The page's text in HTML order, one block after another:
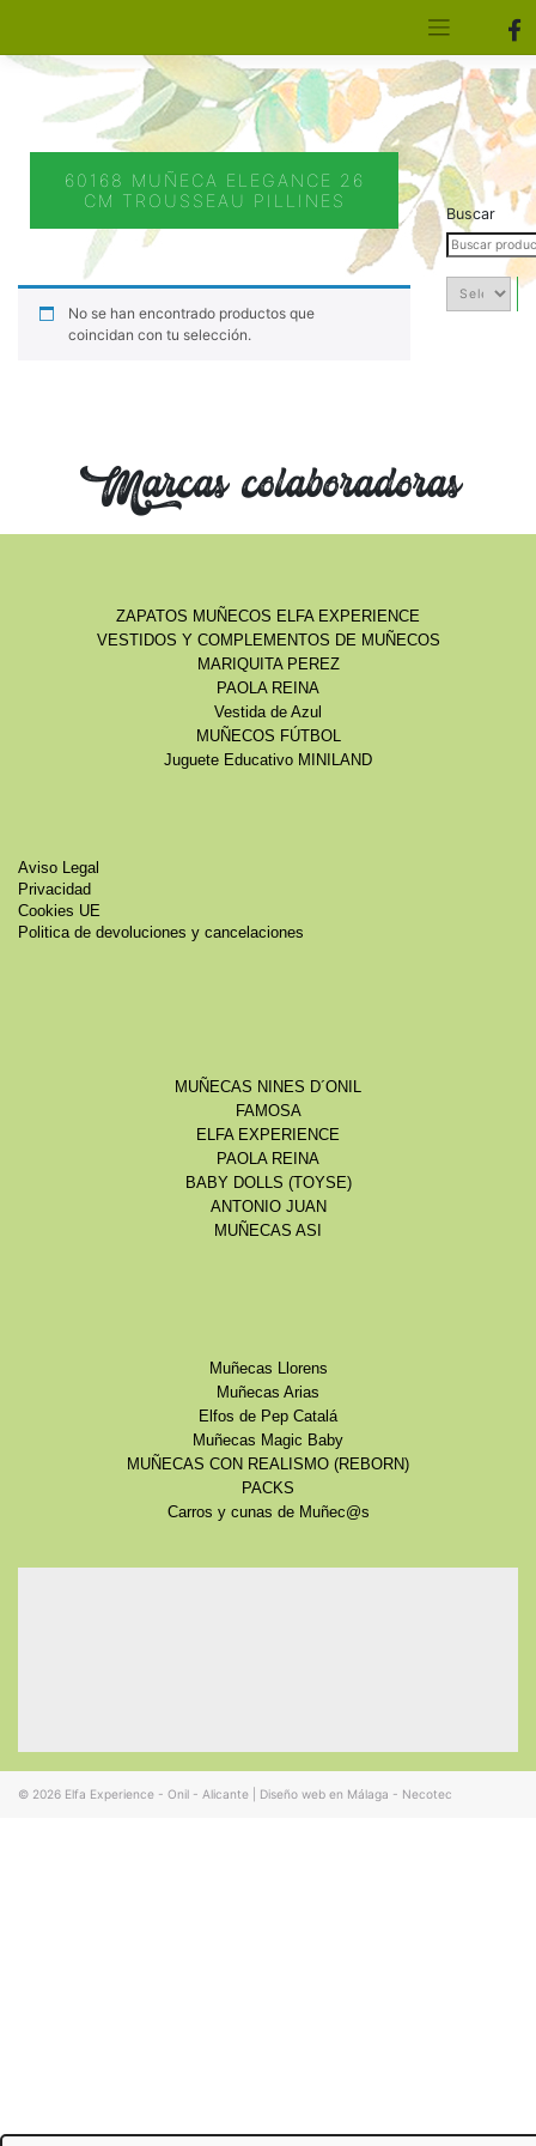
60168 MUÑECA ELEGANCE 26
CM TROUSSEAU PILLINES
No se han encontrado productos que
coincidan con tu selección.
Buscar
Marcas colaboradoras
ZAPATOS MUÑECOS ELFA EXPERIENCE
VESTIDOS Y COMPLEMENTOS DE MUÑECOS
MARIQUITA PEREZ
PAOLA REINA
Vestida de Azul
MUÑECOS FÚTBOL
Juguete Educativo MINILAND
Aviso Legal
Privacidad
Cookies UE
Politica de devoluciones y cancelaciones
MUÑECAS NINES D´ONIL
FAMOSA
ELFA EXPERIENCE
PAOLA REINA
BABY DOLLS (TOYSE)
ANTONIO JUAN
MUÑECAS ASI
Muñecas Llorens
Muñecas Arias
Elfos de Pep Catalá
Muñecas Magic Baby
MUÑECAS CON REALISMO (REBORN)
PACKS
Carros y cunas de Muñec@s
© 2026 Elfa Experience - Onil - Alicante Diseño web en Málaga - Necotec